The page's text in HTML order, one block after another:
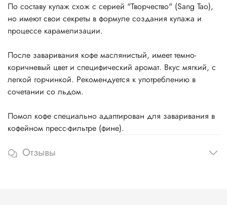
По составу купаж схож с серией "Творчество" (Sang Tao),
но имеют свои секреты в формуле создания купажа и
процессе карамелизации.
После заваривания кофе маслянистый, имеет темно-
коричневый цвет и специфический аромат. Вкус мягкий, с
легкой горчинкой. Рекомендуется к употреблению в
сочетании со льдом.
Помол кофе специально адаптирован для заваривания в
кофейном пресс-фильтре (фине).
Отзывы